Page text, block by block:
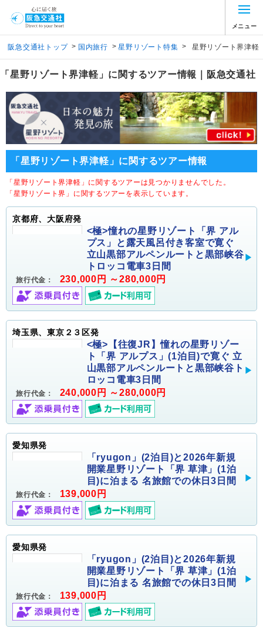
メニュー
阪急交通社トップ > 国内旅行 > 星野リゾート特集 > 星野リゾート界津軽
「星野リゾート界津軽」に関するツアー情報｜阪急交通社
「星野リゾート界津軽」に関するツアー情報
「星野リゾート界津軽」に関するツアーは見つかりませんでした。
「星野リゾート界」に関するツアーを表示しています。
京都府、大阪府発
<極>憧れの星野リゾート「界 アル
プス」と露天風呂付き客室で寛ぐ
立山黒部アルペンルートと黒部峡谷
トロッコ電車3日間
旅行代金： 230,000円 ～280,000円
埼玉県、東京２３区発
<極>【往復JR】憧れの星野リゾー
ト「界 アルプス」(1泊目)で寛ぐ 立
山黒部アルペンルートと黒部峡谷ト
ロッコ電車3日間
旅行代金： 240,000円 ～280,000円
愛知県発
「ryugon」(2泊目)と2026年新規
開業星野リゾート「界 草津」(1泊
目)に泊まる 名旅館での休日3日間
旅行代金： 139,000円
愛知県発
「ryugon」(2泊目)と2026年新規
開業星野リゾート「界 草津」(1泊
目)に泊まる 名旅館での休日3日間
旅行代金： 139,000円